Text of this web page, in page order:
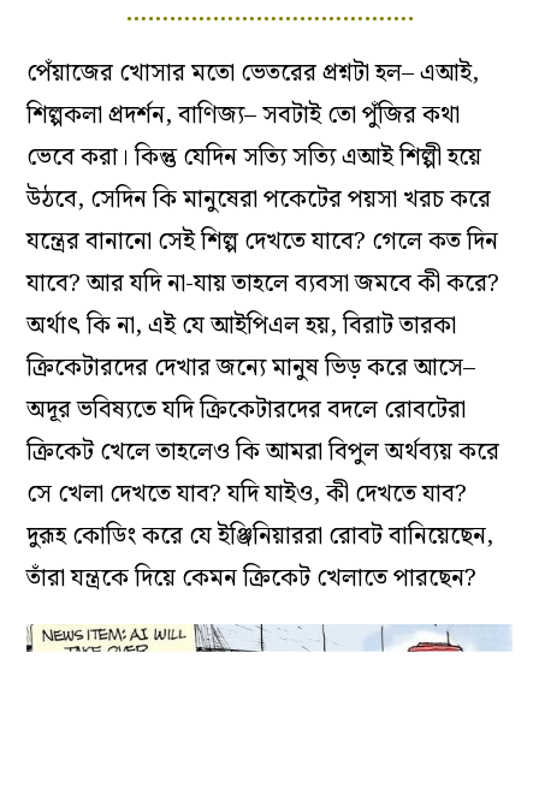
………………………………….
পেঁয়াজের খোসার মতো ভেতরের প্রশ্নটা হল– এআই,
শিল্পকলা প্রদর্শন, বাণিজ্য– সবটাই তো পুঁজির কথা
ভেবে করা। কিন্তু যেদিন সত্যি সত্যি এআই শিল্পী হয়ে
উঠবে, সেদিন কি মানুষেরা পকেটের পয়সা খরচ করে
যন্ত্রের বানানো সেই শিল্প দেখতে যাবে? গেলে কত দিন
যাবে? আর যদি না-যায় তাহলে ব্যবসা জমবে কী করে?
অর্থাৎ কি না, এই যে আইপিএল হয়, বিরাট তারকা
ক্রিকেটারদের দেখার জন্যে মানুষ ভিড় করে আসে–
অদূর ভবিষ্যতে যদি ক্রিকেটারদের বদলে রোবটেরা
ক্রিকেট খেলে তাহলেও কি আমরা বিপুল অর্থব্যয় করে
সে খেলা দেখতে যাব? যদি যাইও, কী দেখতে যাব?
দুরূহ কোডিং করে যে ইঞ্জিনিয়াররা রোবট বানিয়েছেন,
তাঁরা যন্ত্রকে দিয়ে কেমন ক্রিকেট খেলাতে পারছেন?